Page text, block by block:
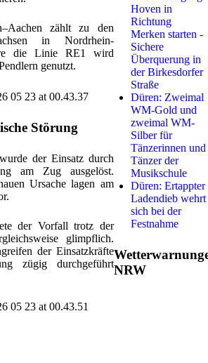
zählt zu den
in Nordrhein-
die Linie RE1 wird
genutzt.
Störung
der Einsatz durch
am Zug ausgelöst.
Ursache lagen am
der Vorfall trotz der
glimpflich.
der Einsatzkräfte
zügig durchgeführt
Hoven in
Richtung
Merken starten -
Sichere
Überquerung in
der Birkesdorfer
Straße
Düren: Zweimal
WM-Gold und
zweimal WM-
Silber für
Tänzerinnen und
Tänzer der
Musikschule
Düren: Ertappter
Ladendieb wehrt
sich bei der
Festnahme
NRW